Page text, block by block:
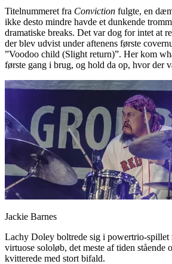
Titelnummeret fra Conviction fulgte, en
ikke desto mindre havde et dunkende
dramatiske breaks. Det var dog for intet at
der blev udvist under aftenens første
”Voodoo child (Slight return)”. Her kom
første gang i brug, og hold da op, hvor der
Jackie Barnes
Lachy Doley boltrede sig i powertrio-spillet
virtuose sololøb, det meste af tiden stående
kvitterede med stort bifald.